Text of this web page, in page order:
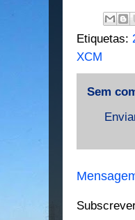
Etiquetas:
XCM
Sem